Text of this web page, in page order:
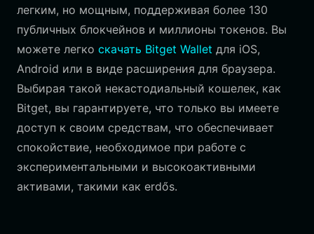
легким, но мощным, поддерживая более 130
публичных блокчейнов и миллионы токенов. Вы
можете легко скачать Bitget Wallet для iOS,
Android или в виде расширения для браузера.
Выбирая такой некастодиальный кошелек, как
Bitget, вы гарантируете, что только вы имеете
доступ к своим средствам, что обеспечивает
спокойствие, необходимое при работе с
экспериментальными и высокоактивными
активами, такими как erdős.